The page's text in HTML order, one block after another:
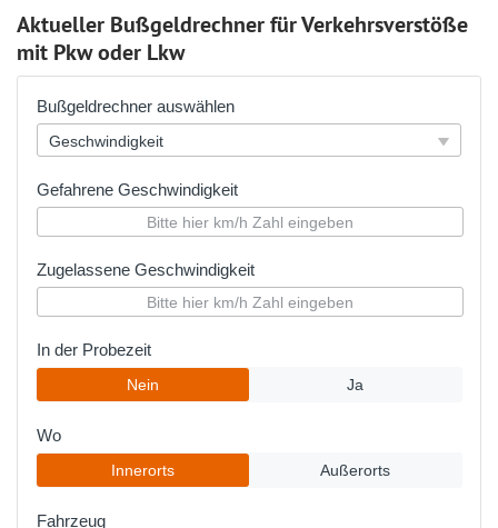
Aktueller Bußgeldrechner für Verkehrsverstöße
mit Pkw oder Lkw